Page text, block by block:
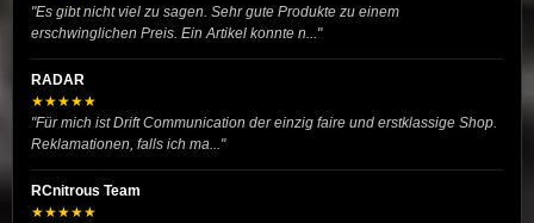
"Es gibt nicht viel zu sagen. Sehr gute Produkte zu einem
erschwinglichen Preis. Ein Artikel konnte n..."
RADAR
★★★★★
"Für mich ist Drift Communication der einzig faire und erstklassige Shop.
Reklamationen, falls ich ma..."
RCnitrous Team
★★★★★